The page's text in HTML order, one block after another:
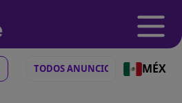
MÉX